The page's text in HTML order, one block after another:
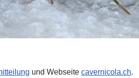
und Webseite cavernicola.ch.